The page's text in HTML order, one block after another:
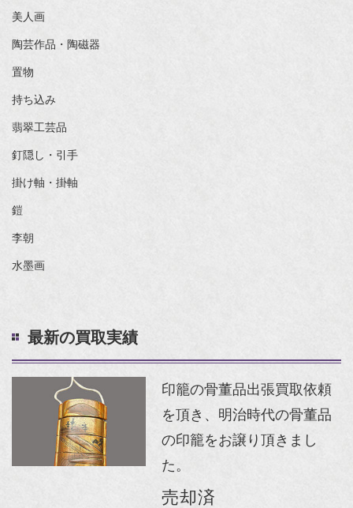
美人画
陶芸作品・陶磁器
置物
持ち込み
翡翠工芸品
釘隠し・引手
掛け軸・掛軸
鎧
李朝
水墨画
最新の買取実績
印籠の骨董品出張買取依頼
を頂き、明治時代の骨董品
の印籠をお譲り頂きまし
た。
売却済